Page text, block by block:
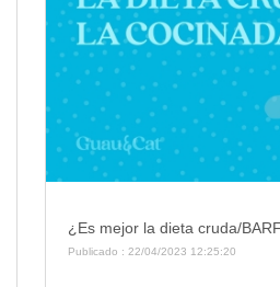
¿Es mejor la dieta cruda/
Publicado : 22/04/2023 12:25:20